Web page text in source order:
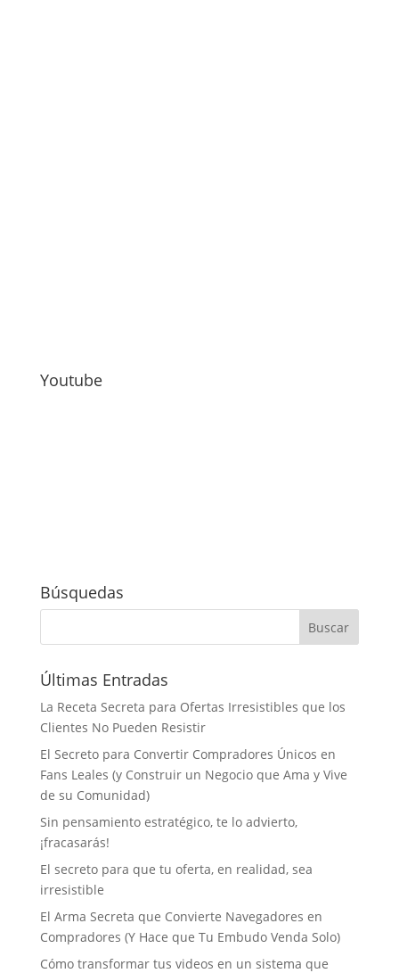
Youtube
Búsquedas
Últimas Entradas
La Receta Secreta para Ofertas Irresistibles que los
Clientes No Pueden Resistir
El Secreto para Convertir Compradores Únicos en
Fans Leales (y Construir un Negocio que Ama y Vive
de su Comunidad)
Sin pensamiento estratégico, te lo advierto,
¡fracasarás!
El secreto para que tu oferta, en realidad, sea
irresistible
El Arma Secreta que Convierte Navegadores en
Compradores (Y Hace que Tu Embudo Venda Solo)
Cómo transformar tus videos en un sistema que